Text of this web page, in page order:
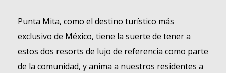
Punta Mita, como el destino turístico más
exclusivo de México, tiene la suerte de tener a
estos dos resorts de lujo de referencia como parte
de la comunidad, y anima a nuestros residentes a